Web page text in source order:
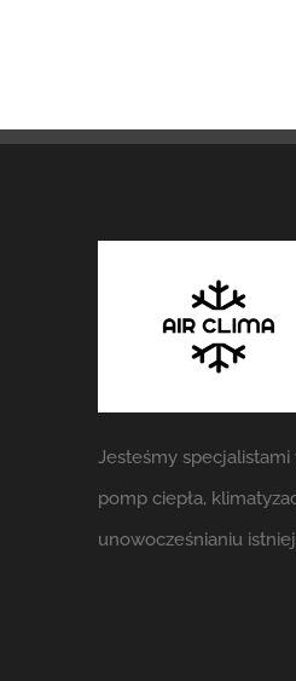
Jesteśmy specjalistami
pomp ciepła,
unowocześnianiu